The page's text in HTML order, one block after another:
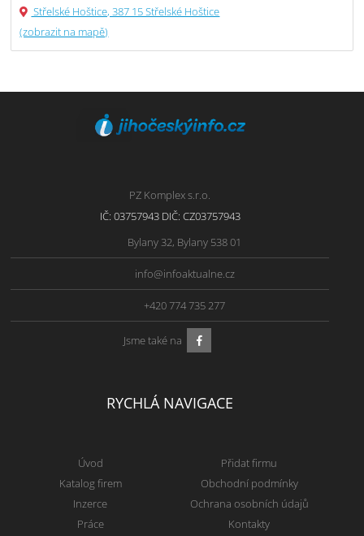
Střelské Hoštice, 387 15 Střelské Hoštice
(zobrazit na mapě)
PZ Komplex s.r.o.
IČ: 03757943 DIČ: CZ03757943
Bylany 32, Bylany 538 01
info@infoaktualne.cz
+420 774 735 277
Jsme také na
RYCHLÁ NAVIGACE
Úvod
Katalog firem
Inzerce
Práce
Přidat firmu
Obchodní podmínky
Ochrana osobních údajů
Kontakty